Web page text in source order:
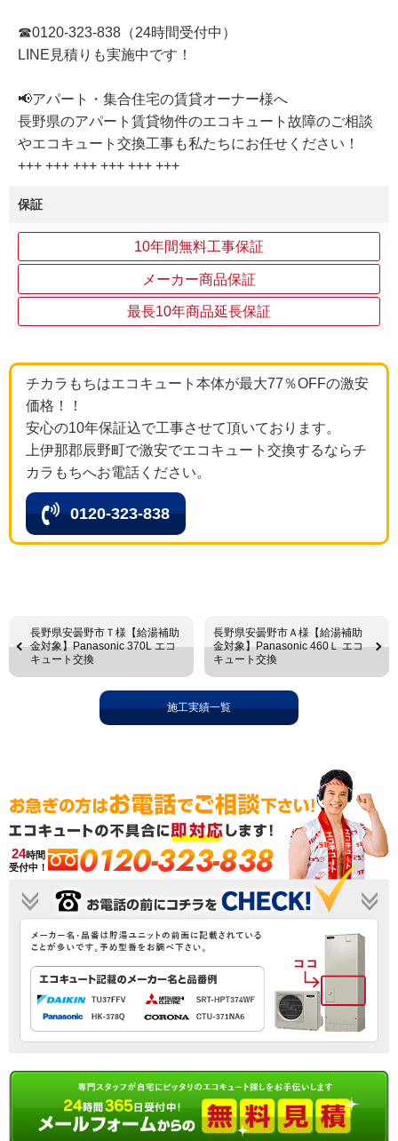
☎0120-323-838（24時間受付中）
LINE見積りも実施中です！
📢アパート・集合住宅の賃貸オーナー様へ
長野県のアパート賃貸物件のエコキュート故障のご相談
やエコキュート交換工事も私たちにお任せください！
+++ +++ +++ +++ +++ +++
保証
10年間無料工事保証
メーカー商品保証
最長10年商品延長保証
チカラもちはエコキュート本体が最大77％OFFの激安
価格！！
安心の10年保証込で工事させて頂いております。
上伊那郡辰野町で激安でエコキュート交換するならチ
カラもちへお電話ください。
0120-323-838
長野県安曇野市Ｔ様【給湯補助
金対象】Panasonic 370L エコ
キュート交換
長野県安曇野市Ａ様【給湯補助
金対象】Panasonic 460Ｌ エコ
キュート交換
施工実績一覧
24時間
受付中！
0120-323-838